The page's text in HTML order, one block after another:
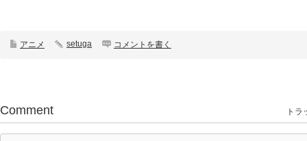
アニメ setuga コメントを書く
Comment トラ